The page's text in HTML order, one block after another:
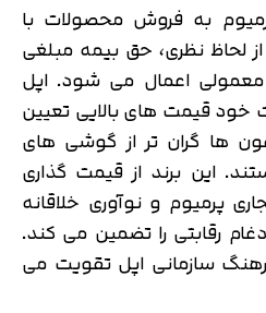
به فروش محصولات با
لحاظ نظری، حق بیمه مبلغی
اعمال می شود. اپل
خود قیمت های بالایی تعیین
ها گران تر از گوشی های
این برند از قیمت گذاری
پرمیوم و نوآوری خلاقانه
رقابتی را تضمین می کند.
سازمانی اپل تقویت می